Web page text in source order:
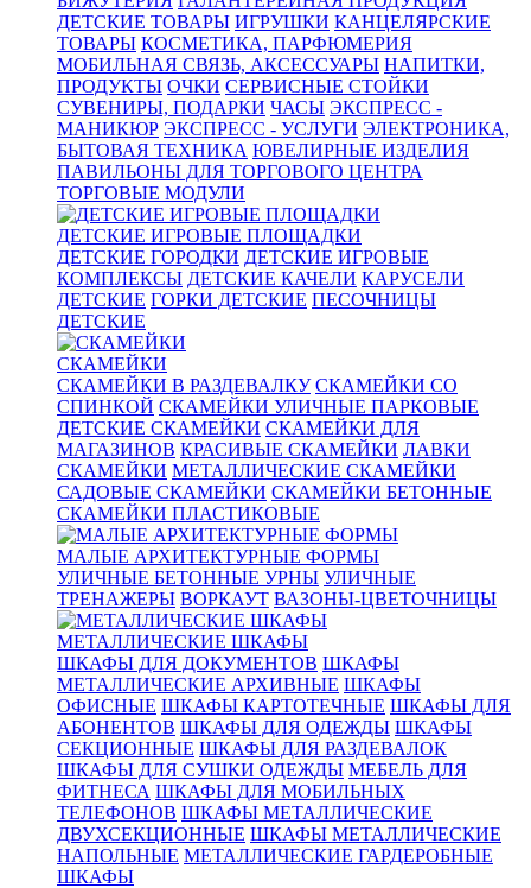
ДЕТСКИЕ ТОВАРЫ ИГРУШКИ КАНЦЕЛЯРСКИЕ
ТОВАРЫ КОСМЕТИКА, ПАРФЮМЕРИЯ
МОБИЛЬНАЯ СВЯЗЬ, АКСЕССУАРЫ НАПИТКИ,
ПРОДУКТЫ ОЧКИ СЕРВИСНЫЕ СТОЙКИ
СУВЕНИРЫ, ПОДАРКИ ЧАСЫ ЭКСПРЕСС -
МАНИКЮР ЭКСПРЕСС - УСЛУГИ ЭЛЕКТРОНИКА,
БЫТОВАЯ ТЕХНИКА ЮВЕЛИРНЫЕ ИЗДЕЛИЯ
ПАВИЛЬОНЫ ДЛЯ ТОРГОВОГО ЦЕНТРА
ТОРГОВЫЕ МОДУЛИ
ДЕТСКИЕ ИГРОВЫЕ ПЛОЩАДКИ
ДЕТСКИЕ ГОРОДКИ ДЕТСКИЕ ИГРОВЫЕ
КОМПЛЕКСЫ ДЕТСКИЕ КАЧЕЛИ КАРУСЕЛИ
ДЕТСКИЕ ГОРКИ ДЕТСКИЕ ПЕСОЧНИЦЫ
ДЕТСКИЕ
СКАМЕЙКИ
СКАМЕЙКИ В РАЗДЕВАЛКУ СКАМЕЙКИ СО
СПИНКОЙ СКАМЕЙКИ УЛИЧНЫЕ ПАРКОВЫЕ
ДЕТСКИЕ СКАМЕЙКИ СКАМЕЙКИ ДЛЯ
МАГАЗИНОВ КРАСИВЫЕ СКАМЕЙКИ ЛАВКИ
СКАМЕЙКИ МЕТАЛЛИЧЕСКИЕ СКАМЕЙКИ
САДОВЫЕ СКАМЕЙКИ СКАМЕЙКИ БЕТОННЫЕ
СКАМЕЙКИ ПЛАСТИКОВЫЕ
МАЛЫЕ АРХИТЕКТУРНЫЕ ФОРМЫ
УЛИЧНЫЕ БЕТОННЫЕ УРНЫ УЛИЧНЫЕ
ТРЕНАЖЕРЫ ВОРКАУТ ВАЗОНЫ-ЦВЕТОЧНИЦЫ
МЕТАЛЛИЧЕСКИЕ ШКАФЫ
ШКАФЫ ДЛЯ ДОКУМЕНТОВ ШКАФЫ
МЕТАЛЛИЧЕСКИЕ АРХИВНЫЕ ШКАФЫ
ОФИСНЫЕ ШКАФЫ КАРТОТЕЧНЫЕ ШКАФЫ ДЛЯ
АБОНЕНТОВ ШКАФЫ ДЛЯ ОДЕЖДЫ ШКАФЫ
СЕКЦИОННЫЕ ШКАФЫ ДЛЯ РАЗДЕВАЛОК
ШКАФЫ ДЛЯ СУШКИ ОДЕЖДЫ МЕБЕЛЬ ДЛЯ
ФИТНЕСА ШКАФЫ ДЛЯ МОБИЛЬНЫХ
ТЕЛЕФОНОВ ШКАФЫ МЕТАЛЛИЧЕСКИЕ
ДВУХСЕКЦИОННЫЕ ШКАФЫ МЕТАЛЛИЧЕСКИЕ
НАПОЛЬНЫЕ МЕТАЛЛИЧЕСКИЕ ГАРДЕРОБНЫЕ
ШКАФЫ